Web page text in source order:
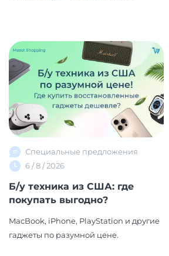
Специальные предложения
6 / 8 / 2026
Б/у техника из США: где
покупать выгодно?
MacBook, iPhone, PlayStation и другие
гаджеты по разумной цене.